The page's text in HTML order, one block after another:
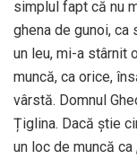
simplul fapt că nu
ghena de gunoi, ca
un leu, mi-a stârnit
muncă, ca orice,
vârstă. Domnul
Țiglina. Dacă știe
un loc de muncă ca